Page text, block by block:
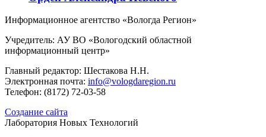
Информационное агентство «Вологда Регион»
Учредитель: АУ ВО «Вологодский областной
информационный центр»
Главный редактор: Шестакова Н.Н.
Электронная почта: info@vologdaregion.ru
Телефон: (8172) 72-03-58
Создание сайта
Лаборатория Новых Технологий